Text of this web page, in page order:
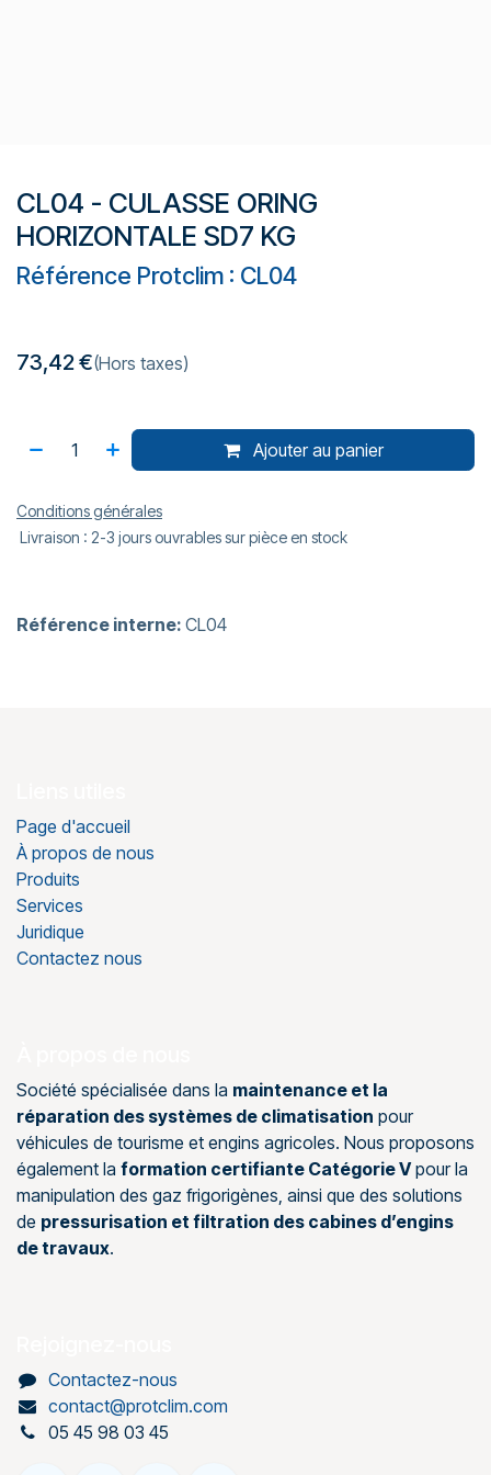
CL04 - CULASSE ORING
HORIZONTALE SD7 KG
Référence Protclim : CL04
73,42€(Hors taxes)
Ajouter au panier
Conditions générales
Livraison : 2-3 jours ouvrables sur pièce en stock
Référence interne: CL04
Page d'accueil
À propos de nous
Produits
Services
Juridique
Contactez nous
Société spécialisée dans la maintenance et la
réparation des systèmes de climatisation pour
véhicules de tourisme et engins agricoles. Nous proposons
également la formation certifiante Catégorie Vpour la
manipulation des gaz frigorigènes, ainsi que des solutions
de pressurisation et filtration des cabines d’engins
de travaux.
Contactez-nous
contact@protclim.com
05 45 98 03 45